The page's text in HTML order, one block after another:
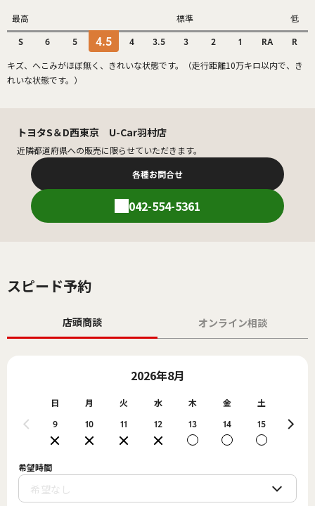
最高 標準 低
S 6 5 4.5 4 3.5 3 2 1 RA R
キズ、へこみがほぼ無く、きれいな状態です。（走行距離10万キロ以内で、き
れいな状態です。）
トヨタS＆D西東京 U-Car羽村店
近隣都道府県への販売に限らせていただきます。
各種お問合せ
042-554-5361
スピード予約
店頭商談 オンライン相談
2026年8月
日
9
月
10
火
11
水
12
木
13
金
14
土
15 16
希望時間